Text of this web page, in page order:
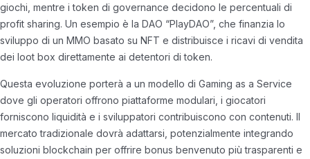
giochi, mentre i token di governance decidono le percentuali di
profit sharing. Un esempio è la DAO “PlayDAO”, che finanzia lo
sviluppo di un MMO basato su NFT e distribuisce i ricavi di vendita
dei loot box direttamente ai detentori di token.
Questa evoluzione porterà a un modello di Gaming as a Service
dove gli operatori offrono piattaforme modulari, i giocatori
forniscono liquidità e i sviluppatori contribuiscono con contenuti. Il
mercato tradizionale dovrà adattarsi, potenzialmente integrando
soluzioni blockchain per offrire bonus benvenuto più trasparenti e